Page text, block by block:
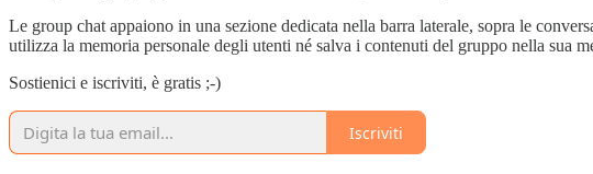
Le group chat appaiono in una sezione dedicata nella barra laterale, sopra le
utilizza la memoria personale degli utenti né salva i contenuti del gruppo nella sua
Sostienici e iscriviti, è gratis ;-)
Iscriviti